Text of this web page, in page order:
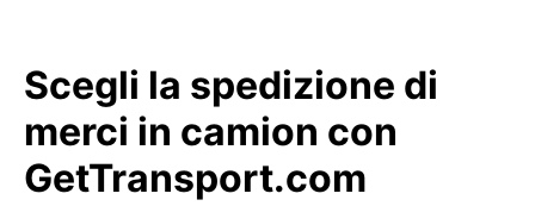
Scegli la spedizione di
merci in camion con
GetTransport.com